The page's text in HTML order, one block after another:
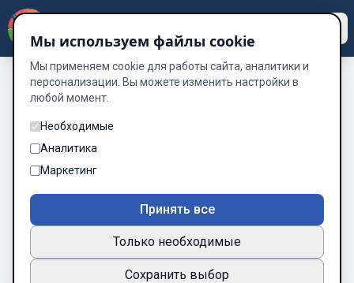
Мы используем файлы cookie
Мы применяем cookie для работы сайта, аналитики и
персонализации. Вы можете изменить настройки в
любой момент.
Необходимые
Аналитика
Маркетинг
Принять все
Только необходимые
Сохранить выбор